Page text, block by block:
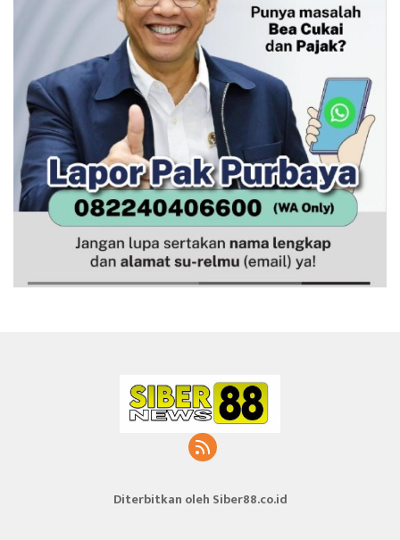
Diterbitkan oleh Siber88.co.id